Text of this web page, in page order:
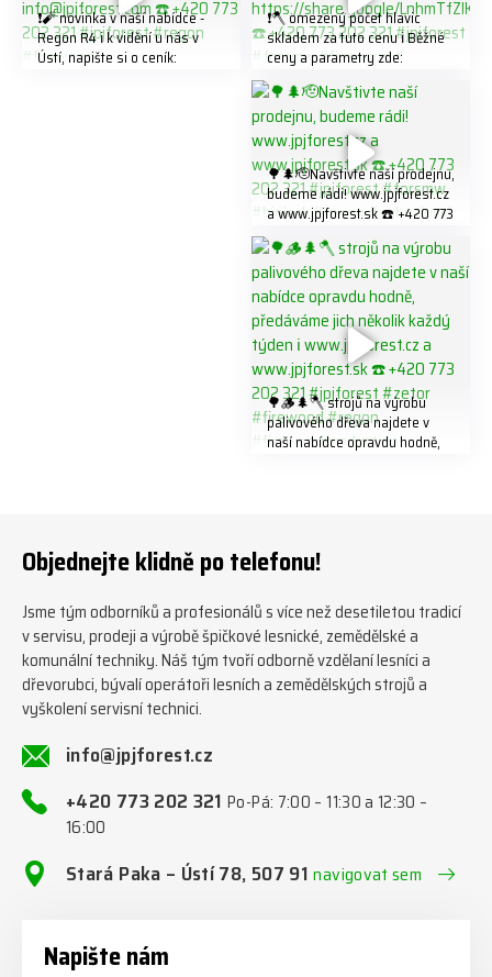
❗️🧨 novinka v naší nabídce -
Regon R4 ℹ️ k vidění u nás v
Ústí, napište si o ceník:
❗️🪓 omezený počet hlavic
skladem za tuto cenu ℹ️ Běžné
ceny a parametry zde:
K8W5t7i6o ☎️ +420 773 202
321 #jpjforest #forsmw
#firewood #
🌳🌲🫡Navštivte naší prodejnu,
budeme rádi! www.jpjforest.cz
a www.jpjforest.sk ☎️ +420 773
#biojack #regon #vahvajussi
🌳🪵🌲🪓 strojů na výrobu
palivového dřeva najdete v
naší nabídce opravdu hodně,
#firewoodproduction
Objednejte klidně po telefonu!
Jsme tým odborníků a profesionálů s více než desetiletou tradicí
v servisu, prodeji a výrobě špičkové lesnické, zemědělské a
komunální techniky. Náš tým tvoří odborně vzdělaní lesníci a
dřevorubci, bývalí operátoři lesních a zemědělských strojů a
vyškolení servisní technici.
info@jpjforest.cz
+420 773 202 321Po-Pá: 7:00 – 11:30 a 12:30 –
16:00
Stará Paka – Ústí 78, 507 91navigovat sem
Napište nám